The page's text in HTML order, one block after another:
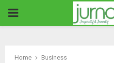
PRIMARY
Home
Business